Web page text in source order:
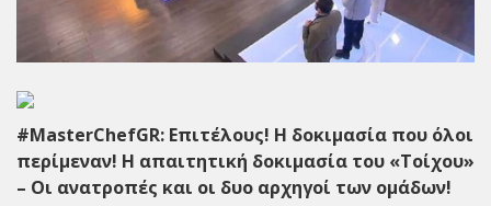
#MasterChefGR: Επιτέλους! Η δοκιμασία που όλοι
περίμεναν! Η απαιτητική δοκιμασία του «Tοίχου»
– Οι ανατροπές και οι δυο αρχηγοί των ομάδων!